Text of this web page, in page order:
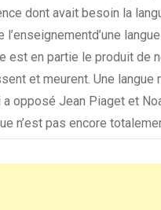
dont avait besoin la
est en partie le produit de
et meurent. Une
opposé Jean Piaget et
n’est pas encore